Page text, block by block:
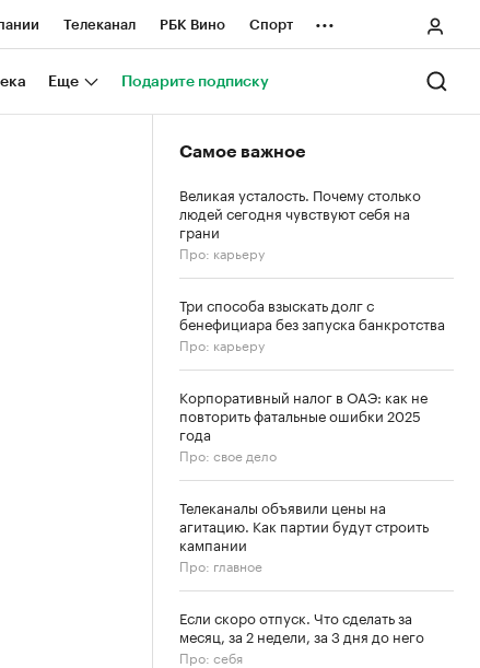
Телеканал РБК Вино Спорт
проекты Город
...
Еще Подарите подписку
Самое важное
Великая усталость. Почему столько
людей сегодня чувствуют себя на
грани
Про: карьеру
Три способа взыскать долг с
бенефициара без запуска банкротства
Про: карьеру
Корпоративный налог в ОАЭ: как не
повторить фатальные ошибки 2025
года
Про: свое дело
Телеканалы объявили цены на
агитацию. Как партии будут строить
кампании
Про: главное
Если скоро отпуск. Что сделать за
месяц, за 2 недели, за 3 дня до него
Про: себя